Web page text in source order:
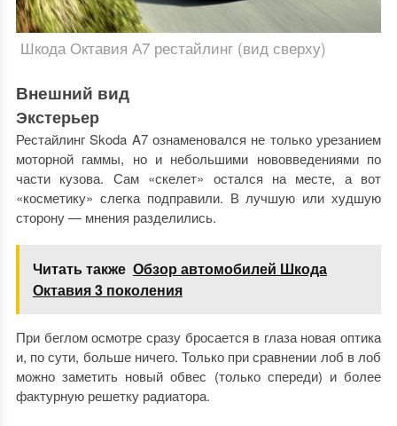
Шкода Октавия А7 рестайлинг (вид сверху)
Внешний вид
Экстерьер
Рестайлинг Skoda A7 ознаменовался не только урезанием
моторной гаммы, но и небольшими нововведениями по
части кузова. Сам «скелет» остался на месте, а вот
«косметику» слегка подправили. В лучшую или худшую
сторону — мнения разделились.
Читать также Обзор автомобилей Шкода
Октавия 3 поколения
При беглом осмотре сразу бросается в глаза новая оптика
и, по сути, больше ничего. Только при сравнении лоб в лоб
можно заметить новый обвес (только спереди) и более
фактурную решетку радиатора.